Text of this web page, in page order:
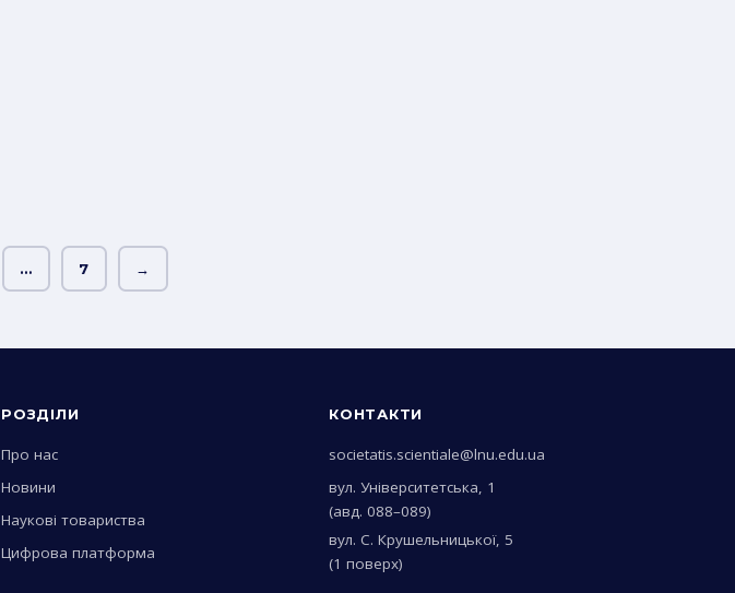
… 7 →
РОЗДІЛИ
Про нас
Новини
Наукові товариства
Цифрова платформа
КОНТАКТИ
societatis.scientiale@lnu.edu.ua
вул. Університетська, 1
(авд. 088–089)
вул. С. Крушельницької, 5
(1 поверх)